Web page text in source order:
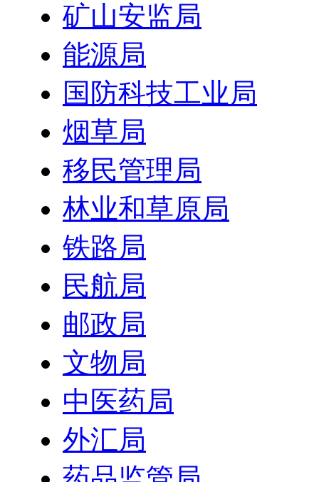
矿山安监局
能源局
国防科技工业局
烟草局
移民管理局
林业和草原局
铁路局
民航局
邮政局
文物局
中医药局
外汇局